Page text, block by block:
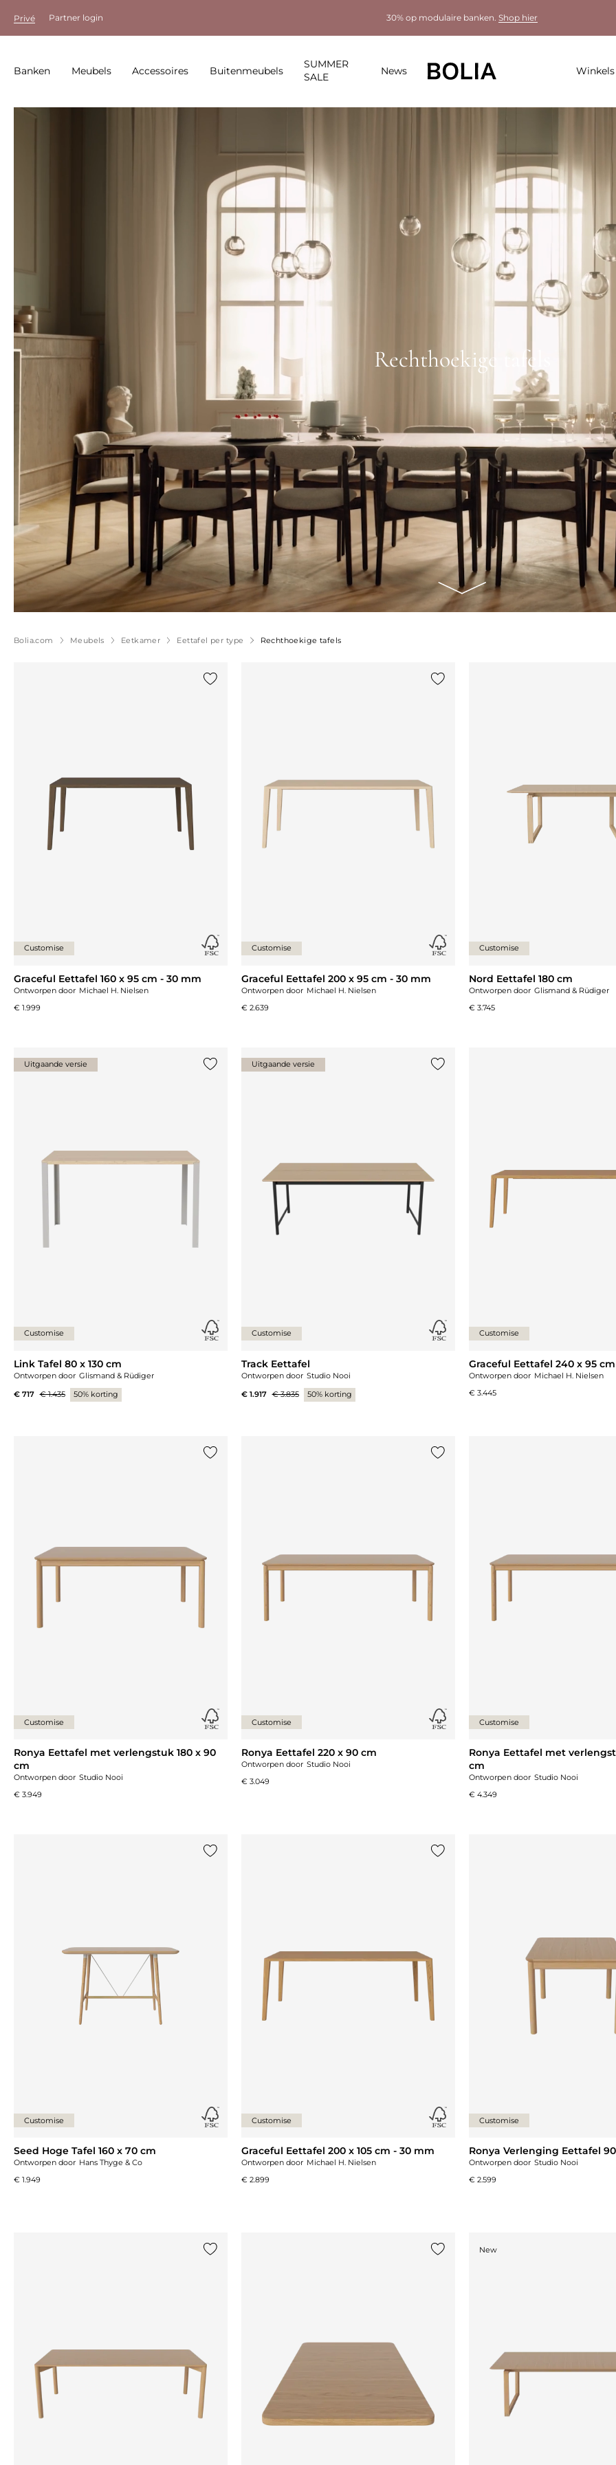
Privé Partner login 30% op modulaire banken. Shop hier
Banken Meubels Accessoires Buitenmeubels
SUMMER
SALE
News Winkels
Rechthoekige tafels
Bolia.com Meubels Eetkamer Eettafel per type Rechthoekige tafels
Customise
Graceful Eettafel 160 x 95 cm - 30 mm
Ontworpen door Michael H. Nielsen
€ 1.999
Customise
Graceful Eettafel 200 x 95 cm - 30 mm
Ontworpen door Michael H. Nielsen
€ 2.639
Customise
Nord Eettafel 180 cm
Ontworpen door Glismand & Rüdiger
€ 3.745
Uitgaande versie
Customise
Link Tafel 80 x 130 cm
Ontworpen door Glismand & Rüdiger
€ 717 € 1.435 50% korting
Uitgaande versie
Customise
Track Eettafel
Ontworpen door Studio Nooi
€ 1.917 € 3.835 50% korting
Customise
Graceful Eettafel 240 x 95
Ontworpen door Michael H. Nielsen
€ 3.445
Customise
Ronya Eettafel met verlengstuk 180 x 90
cm
Ontworpen door Studio Nooi
€ 3.949
Customise
Ronya Eettafel 220 x 90 cm
Ontworpen door Studio Nooi
€ 3.049
Customise
Ronya Eettafel met
cm
Ontworpen door Studio Nooi
€ 4.349
Customise
Seed Hoge Tafel 160 x 70 cm
Ontworpen door Hans Thyge & Co
€ 1.949
Customise
Graceful Eettafel 200 x 105 cm - 30 mm
Ontworpen door Michael H. Nielsen
€ 2.899
Customise
Ronya Verlenging Eettafel
Ontworpen door Studio Nooi
€ 2.599
New